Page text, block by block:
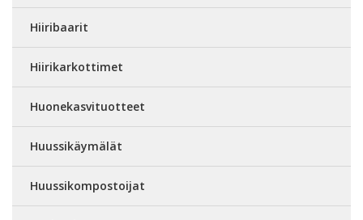
Hiiribaarit
Hiirikarkottimet
Huonekasvituotteet
Huussikäymälät
Huussikompostoijat